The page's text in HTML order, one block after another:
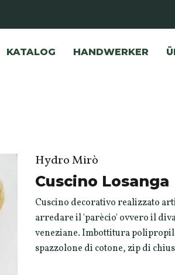
KATALOG HANDWERKER
Hydro Mirò
Cuscino Losanga
Cuscino decorativo realizzato
arredare il 'parècio' ovvero il
veneziane. Imbottitura
spazzolone di cotone, zip di